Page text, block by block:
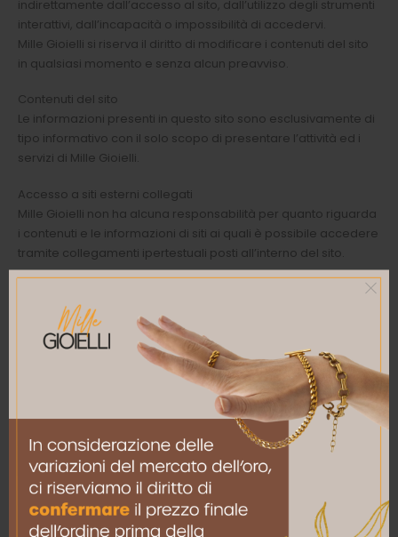
indirettamente dall’accesso al sito, dall’utilizzo degli strumenti
interattivi, dall’incapacità o impossibilità di accedervi.
Mille Gioielli si riserva il diritto di modificare i contenuti del sito
in qualsiasi momento e senza alcun preavviso.
Contenuti del sito
Le informazioni presenti in questo sito sono esclusivamente di
tipo informativo con il solo scopo di presentare l’attività ed i
servizi di Mille Gioielli.
Accesso a siti esterni collegati
Mille Gioielli non ha alcuna responsabilità per quanto riguarda
i contenuti e le informazioni di siti ai quali è possibile accedere
tramite collegamenti ipertestuali posti all’interno del sito.
TELEFONO
011.76.40.401
EMAIL